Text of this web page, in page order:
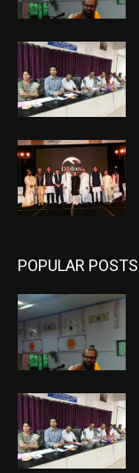
POPULAR POSTS